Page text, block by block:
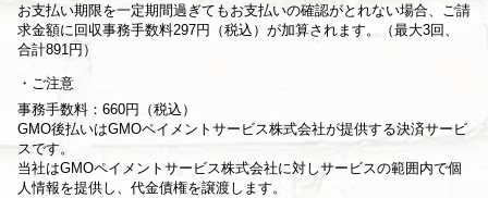
お支払い期限を一定期間過ぎてもお支払いの確認がとれない場合、ご請
求金額に回収事務手数料297円（税込）が加算されます。（最大3回、
合計891円）
ご注意
事務手数料：660円（税込）
GMO後払いはGMOペイメントサービス株式会社が提供する決済サービ
スです。
当社はGMOペイメントサービス株式会社に対しサービスの範囲内で個
人情報を提供し、代金債権を譲渡します。